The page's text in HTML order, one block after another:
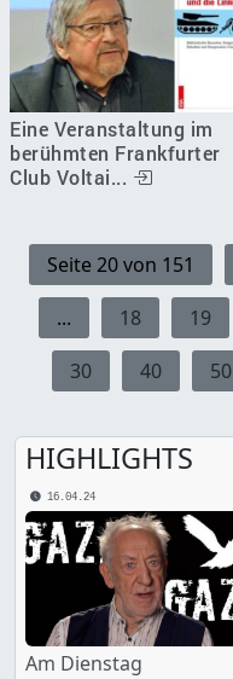
Eine Veranstaltung im
berühmten Frankfurter
Club Voltai...
Seite 20 von 151
...
18 19
30
40 50
HIGHLIGHTS
16.04.24
Am Dienstag